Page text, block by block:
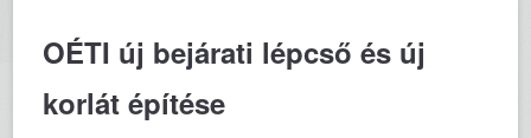
OÉTI új bejárati lépcső és új
korlát építése